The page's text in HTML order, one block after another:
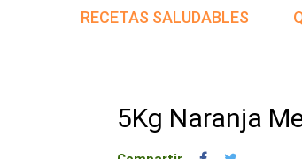
RECETAS SALUDABLES
5Kg Naranja